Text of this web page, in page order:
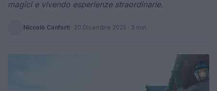
magici e vivendo esperienze straordinarie.
Niccolò Conforti · 20 Dicembre 2025 · 3 min